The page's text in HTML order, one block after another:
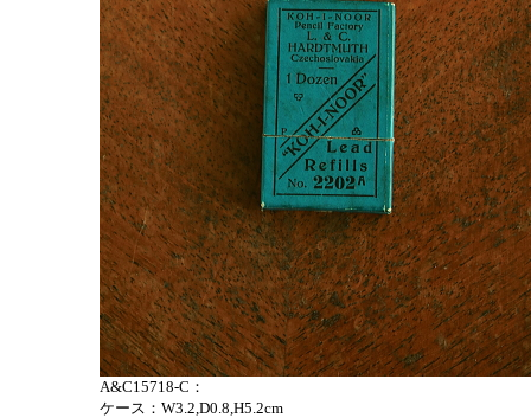
A&C15718-C：
ケース：W3.2,D0.8,H5.2cm